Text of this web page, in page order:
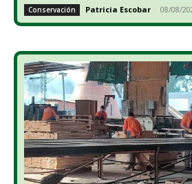
Conservación Patricia Escobar - 08/08/